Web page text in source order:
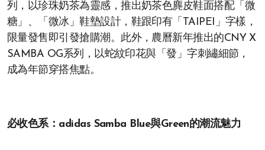
列，以珍珠奶茶為靈感，推出奶茶色麂皮鞋面搭配「微
糖」、「微冰」鞋墊設計，鞋跟印有「TAIPEI」字樣，
限量發售即引發搶購潮。此外，農曆新年推出的CNY X
SAMBA OG系列，以蛇紋印花與「發」字刺繡細節，
成為年節穿搭焦點。
必收色系：adidas Samba Blue與Green的潮流魅力